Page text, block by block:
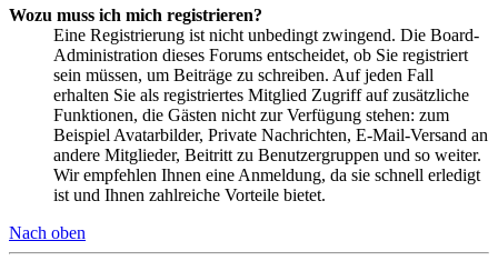
Wozu muss ich mich registrieren?
Eine Registrierung ist nicht unbedingt zwingend. Die Board-
Administration dieses Forums entscheidet, ob Sie registriert
sein müssen, um Beiträge zu schreiben. Auf jeden Fall
erhalten Sie als registriertes Mitglied Zugriff auf zusätzliche
Funktionen, die Gästen nicht zur Verfügung stehen: zum
Beispiel Avatarbilder, Private Nachrichten, E-Mail-Versand an
andere Mitglieder, Beitritt zu Benutzergruppen und so weiter.
Wir empfehlen Ihnen eine Anmeldung, da sie schnell erledigt
ist und Ihnen zahlreiche Vorteile bietet.
Nach oben